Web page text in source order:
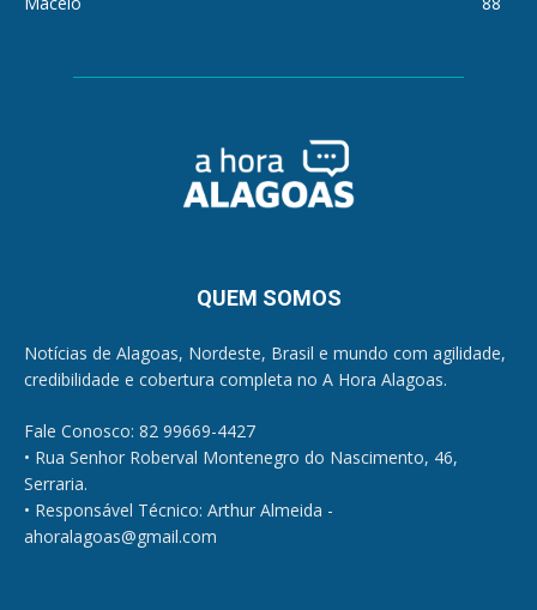
QUEM SOMOS
Notícias de Alagoas, Nordeste, Brasil e mundo com agilidade,
credibilidade e cobertura completa no A Hora Alagoas.
Fale Conosco: 82 99669-4427
• Rua Senhor Roberval Montenegro do Nascimento, 46,
Serraria.
• Responsável Técnico: Arthur Almeida -
ahoralagoas@gmail.com